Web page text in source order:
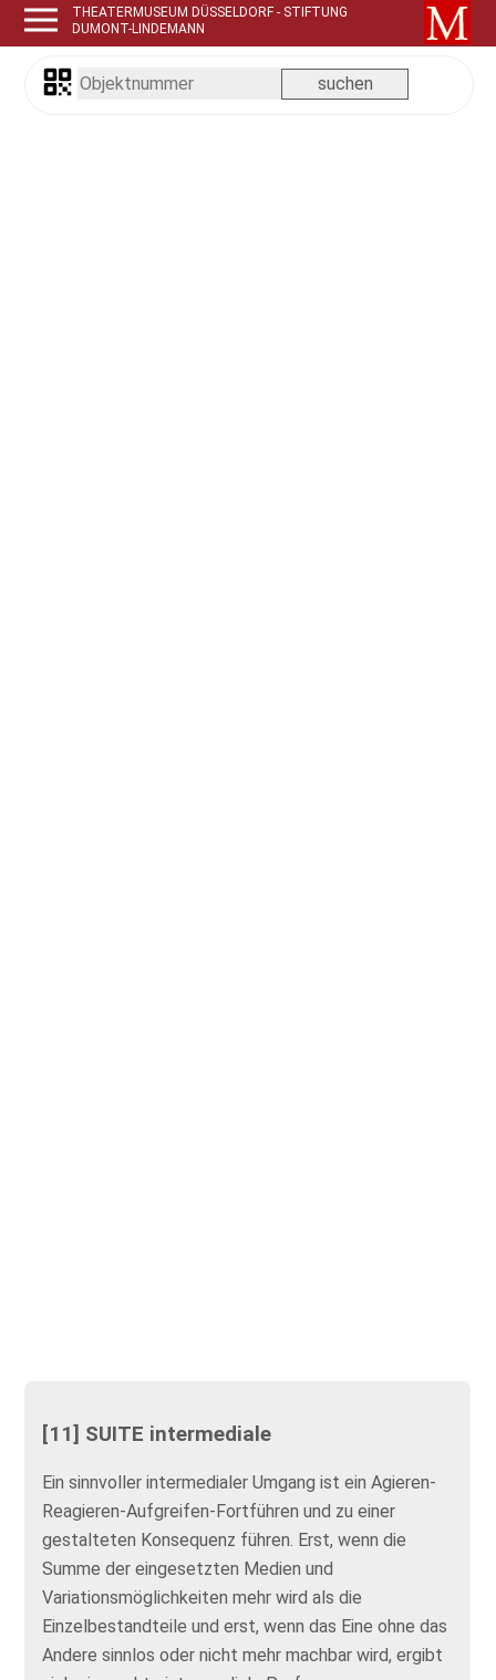
THEATERMUSEUM DÜSSELDORF - STIFTUNG
DUMONT-LINDEMANN
[11] SUITE intermediale
Ein sinnvoller intermedialer Umgang ist ein Agieren-
Reagieren-Aufgreifen-Fortführen und zu einer
gestalteten Konsequenz führen. Erst, wenn die
Summe der eingesetzten Medien und
Variationsmöglichkeiten mehr wird als die
Einzelbestandteile und erst, wenn das Eine ohne das
Andere sinnlos oder nicht mehr machbar wird, ergibt